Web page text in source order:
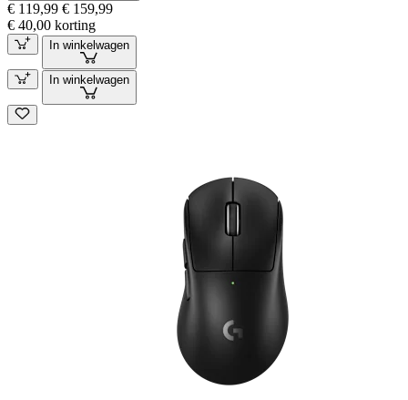
€ 119,99 € 159,99
€ 40,00 korting
In winkelwagen
In winkelwagen